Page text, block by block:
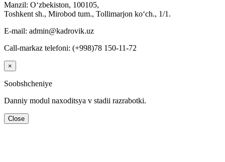
Manzil: Oʻzbekiston, 100105,
Toshkent sh., Mirobod tum., Tollimarjon koʻch., 1/1.
E-mail: admin@kadrovik.uz
Call-markaz telefoni: (+998)78 150-11-72
×
Soobshcheniye
Danniy modul naхoditsya v stadii razrabotki.
Close